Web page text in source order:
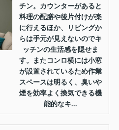
チン。カウンターがあると
料理の配膳や後片付けが楽
に行えるほか、リビングか
らは手元が見えないのでキ
ッチンの生活感を隠せま
す。またコンロ横には小窓
が設置されているため作業
スペースは明るく、臭いや
煙を効率よく換気できる機
能的なキ...